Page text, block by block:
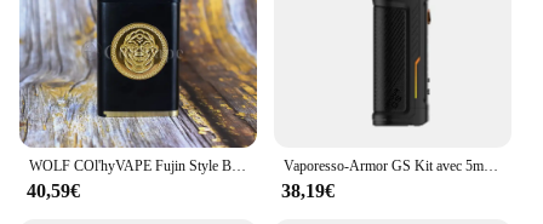
40,59€
Vaporesso-Armor GS Kit avec 5ml, 80W, Cartouche Pod, Fit GTX Coil, Electronic Laguna ette Box, MOD Vaporizer, Original
38,19€